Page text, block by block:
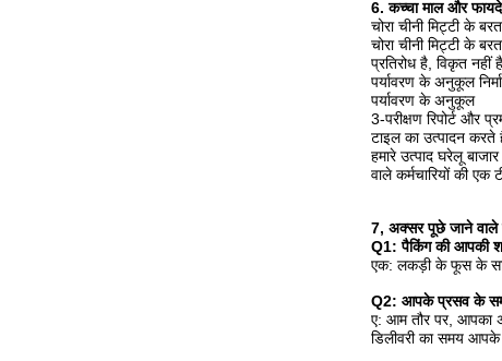
6. कच्चा माल और
चोरा चीनी मिट्टी के
चोरा चीनी मिट्टी के
प्रतिरोध है, विकृत
पर्यावरण के अनुकूल
पर्यावरण के अनुकूल
3-परीक्षण रिपोर्ट और
टाइल का उत्पादन करते
हमारे उत्पाद घरेलू
वाले कर्मचारियों की
7, अक्सर पूछे जाने वाले
Q1: पैकिंग की आपकी
एक: लकड़ी के फूस के साथ
Q2: आपके प्रसव के
ए: आम तौर पर, आपका
डिलीवरी का समय आपके